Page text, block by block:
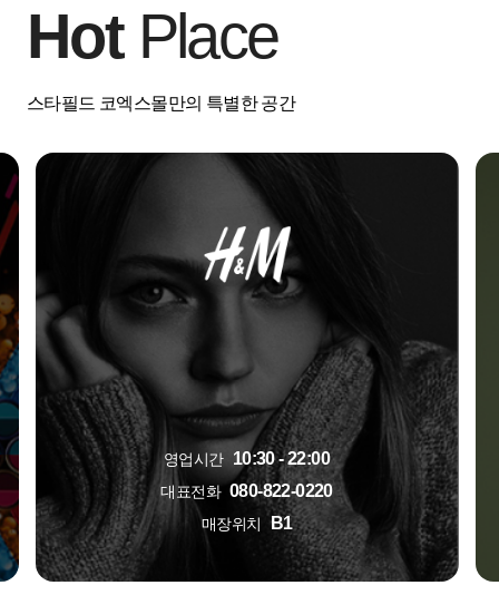
HotPlace
스타필드 코엑스몰만의 특별한 공간
영업시간 10:30 - 22:00
대표전화 080-822-0220
매장위치 B1